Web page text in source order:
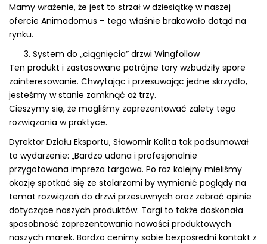
Mamy wrażenie, że jest to strzał w dziesiątkę w naszej
ofercie Animadomus – tego właśnie brakowało dotąd na
rynku.
System do „ciągnięcia” drzwi Wingfollow
Ten produkt i zastosowane potrójne tory wzbudziły spore
zainteresowanie. Chwytając i przesuwając jedne skrzydło,
jesteśmy w stanie zamknąć aż trzy.
Cieszymy się, że mogliśmy zaprezentować zalety tego
rozwiązania w praktyce.
Dyrektor Działu Eksportu, Sławomir Kalita tak podsumował
to wydarzenie: „Bardzo udana i profesjonalnie
przygotowana impreza targowa. Po raz kolejny mieliśmy
okazję spotkać się ze stolarzami by wymienić poglądy na
temat rozwiązań do drzwi przesuwnych oraz zebrać opinie
dotyczące naszych produktów. Targi to także doskonała
sposobność zaprezentowania nowości produktowych
naszych marek. Bardzo cenimy sobie bezpośredni kontakt z